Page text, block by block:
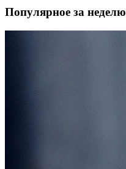
Популярное за неделю